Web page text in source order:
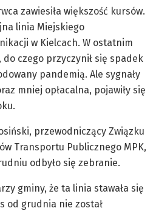
zawiesiła większość kursów.
linia Miejskiego
w Kielcach. W ostatnim
czego przyczynił się spadek
pandemią. Ale sygnały
mniej opłacalna, pojawiły się
przewodniczący Związku
Transportu Publicznego MPK,
odbyło się zebranie.
gminy, że ta linia stawała się
od grudnia nie został